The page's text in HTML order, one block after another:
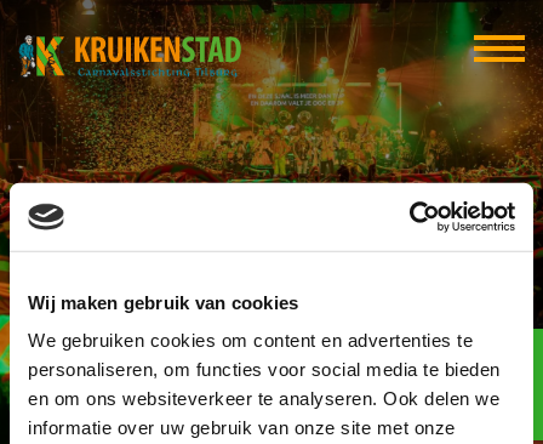
Wij maken gebruik van cookies
We gebruiken cookies om content en advertenties te
personaliseren, om functies voor social media te bieden
en om ons websiteverkeer te analyseren. Ook delen we
informatie over uw gebruik van onze site met onze
99. Socials
Elf-elf
over
95